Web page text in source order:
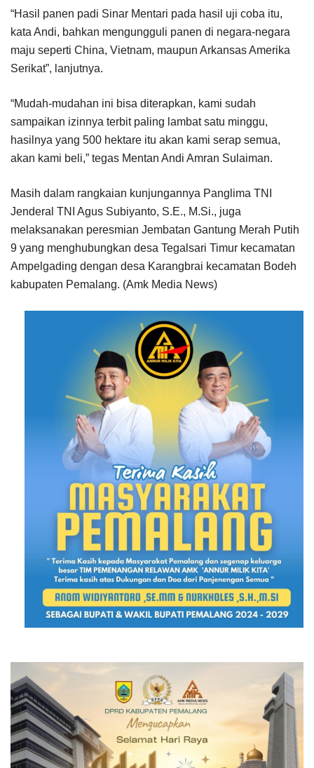
“Hasil panen padi Sinar Mentari pada hasil uji coba itu,
kata Andi, bahkan mengungguli panen di negara-negara
maju seperti China, Vietnam, maupun Arkansas Amerika
Serikat”, lanjutnya.
“Mudah-mudahan ini bisa diterapkan, kami sudah
sampaikan izinnya terbit paling lambat satu minggu,
hasilnya yang 500 hektare itu akan kami serap semua,
akan kami beli,” tegas Mentan Andi Amran Sulaiman.
Masih dalam rangkaian kunjungannya Panglima TNI
Jenderal TNI Agus Subiyanto, S.E., M.Si., juga
melaksanakan peresmian Jembatan Gantung Merah Putih
9 yang menghubungkan desa Tegalsari Timur kecamatan
Ampelgading dengan desa Karangbrai kecamatan Bodeh
kabupaten Pemalang. (Amk Media News)